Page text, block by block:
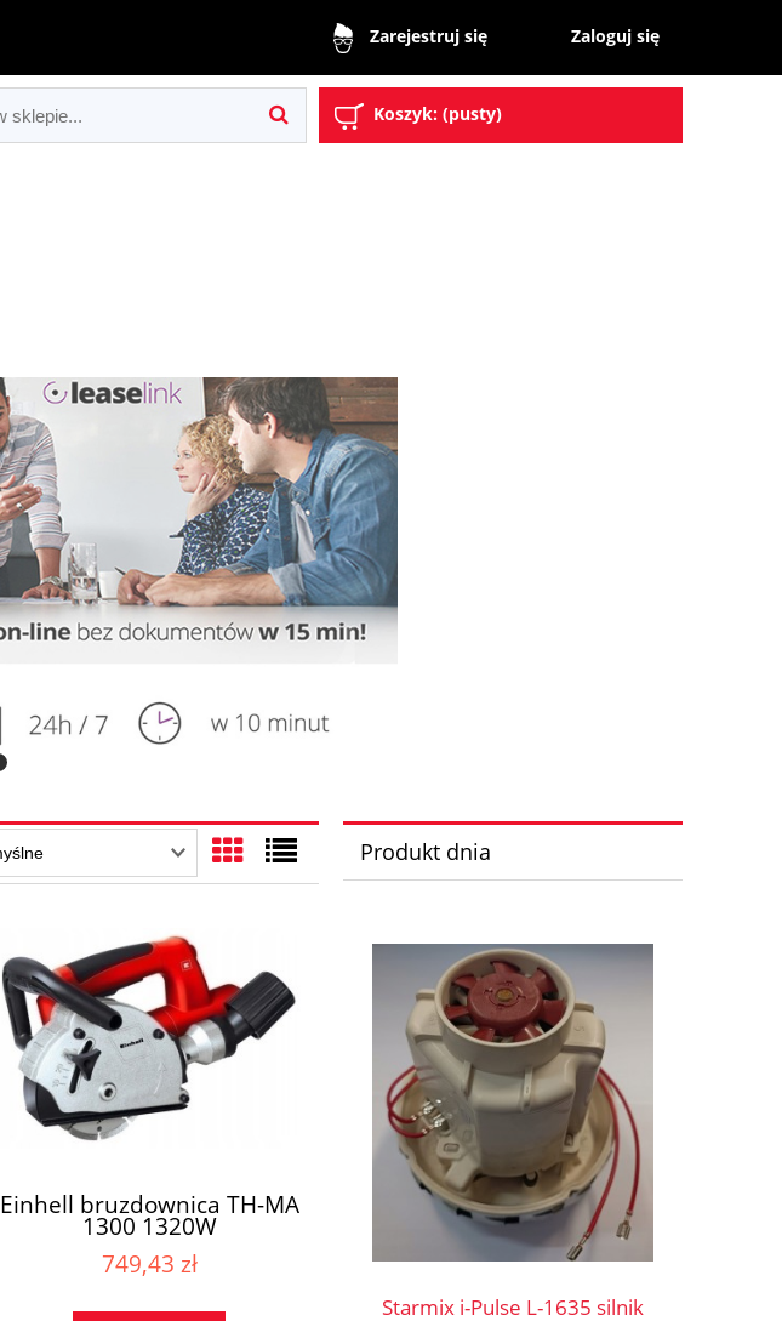
Zarejestruj się Zaloguj się
Koszyk: (pusty)
Einhell bruzdownica TH-MA
1300 1320W
749,43 zł
Produkt dnia
Starmix i-Pulse L-1635 silnik